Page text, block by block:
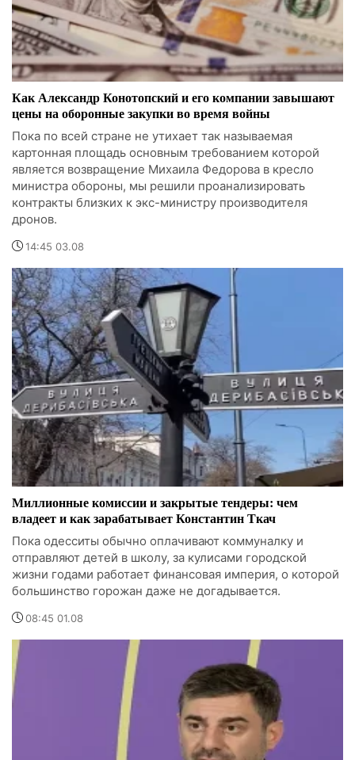
Как Александр Конотопский и его компании завышают
цены на оборонные закупки во время войны
Пока по всей стране не утихает так называемая
картонная площадь основным требованием которой
является возвращение Михаила Федорова в кресло
министра обороны, мы решили проанализировать
контракты близких к экс-министру производителя
дронов.
14:45 03.08
Миллионные комиссии и закрытые тендеры: чем
владеет и как зарабатывает Константин Ткач
Пока одесситы обычно оплачивают коммуналку и
отправляют детей в школу, за кулисами городской
жизни годами работает финансовая империя, о которой
большинство горожан даже не догадывается.
08:45 01.08